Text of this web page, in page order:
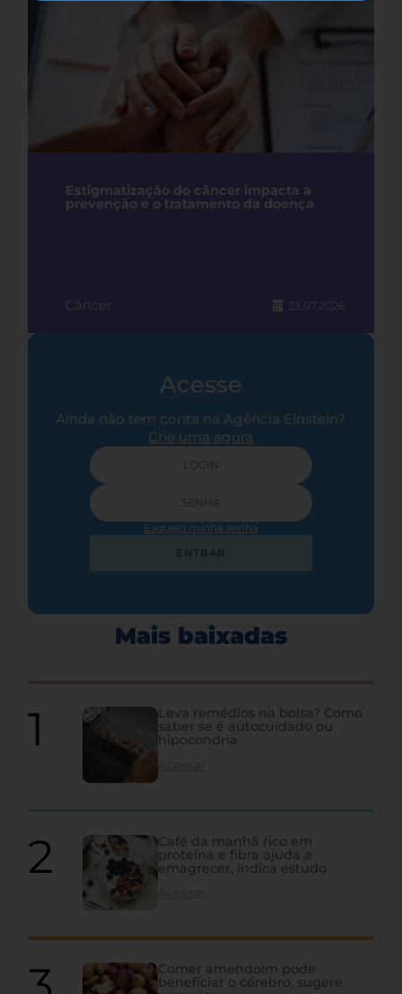
Estigmatização do câncer impacta a
prevenção e o tratamento da doença
Câncer 23.07.2026
Acesse
Ainda não tem conta na Agência Einstein?
Crie uma agora
Esqueci minha senha
ENTRAR
Mais baixadas
Leva remédios na bolsa? Como
saber se é autocuidado ou
hipocondria
Café da manhã rico em
proteína e fibra ajuda a
emagrecer, indica estudo
Comer amendoim pode
beneficiar o cérebro, sugere